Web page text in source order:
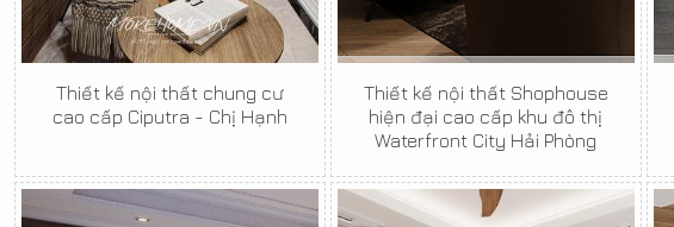
Thiết kế nội thất chung cư
cao cấp Ciputra - Chị Hạnh
Thiết kế nội thất Shophouse
hiện đại cao cấp khu đô thị
Waterfront City Hải Phòng